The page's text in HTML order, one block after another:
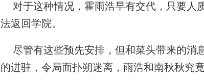
对于这种情况，霍雨浩早有交代，只要人
法返回学院。
尽管有这些预先安排，但和菜头带来的消
的进驻，令局面扑朔迷离，雨浩和南秋秋究